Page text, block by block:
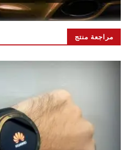
مراجعة منتج